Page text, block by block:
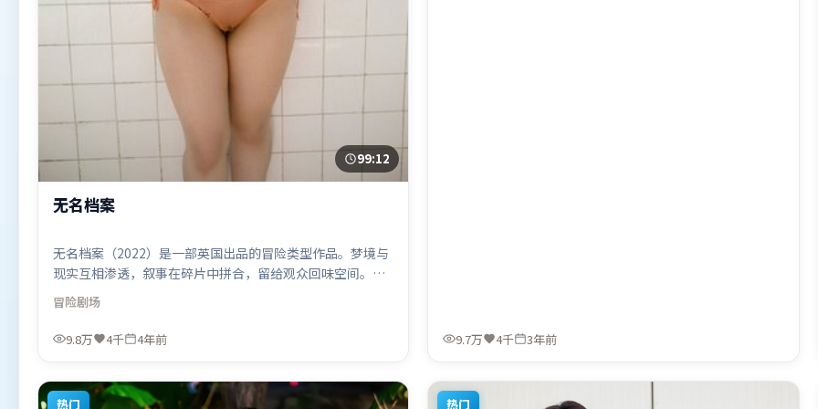
99:12
无名档案
无名档案（2022）是一部英国出品的冒险类型作品。梦境与
现实互相渗透，叙事在碎片中拼合，留给观众回味空间。高
潮段落信息密度高，情绪释放与主题回扣同时完成。由陈凯
歌执导，孙艺珍、章子怡、吴京，张家辉、托尼·贾、古天
乐等联袂出演。影片于2022年1月14日（英国）在部分地区
冒险剧场
9.8万 4千 4年前 9.7万 4千 3年前
热门 热门